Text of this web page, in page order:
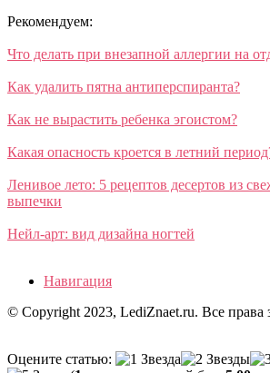
Рекомендуем:
Что делать при внезапной аллергии на
Как удалить пятна антиперспиранта?
Как не вырастить ребенка эгоистом?
Какая опасность кроется в летний
Ленивое лето: 5 рецептов десертов из
выпечки
Нейл-арт: вид дизайна ногтей
Навигация
© Copyright 2023, LediZnaet.ru. Все
Оцените статью: